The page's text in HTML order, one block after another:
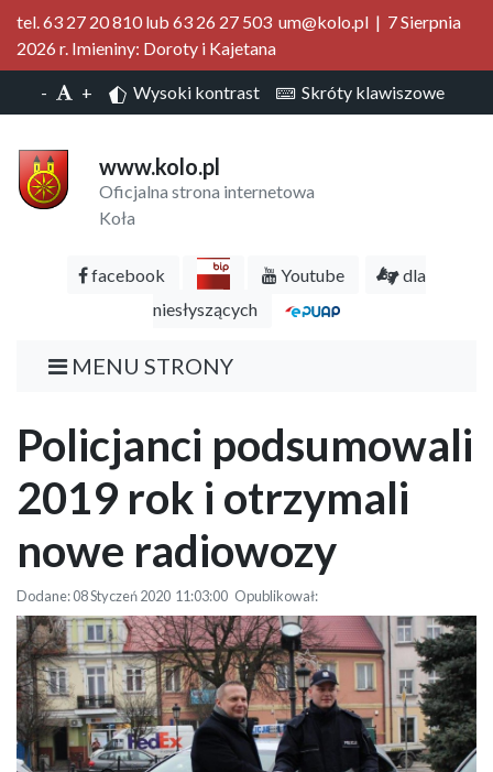
tel. 63 27 20 810 lub 63 26 27 503 um@kolo.pl | 7 Sierpnia
2026 r. Imieniny: Doroty i Kajetana
- + Wysoki kontrast Skróty klawiszowe
www.kolo.pl
Oficjalna strona internetowa
Koła
facebook Youtube
dla
niesłyszących
MENU STRONY
Policjanci podsumowali
2019 rok i otrzymali
nowe radiowozy
Dodane: 08 Styczeń 2020 11:03:00 Opublikował: